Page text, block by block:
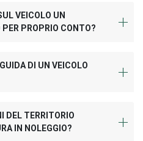
VEICOLO UN
PROPRIO CONTO?
DI UN VEICOLO
DEL TERRITORIO
IN NOLEGGIO?